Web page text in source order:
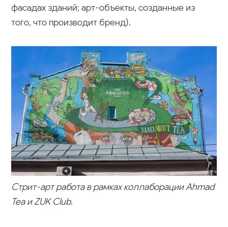
фасадах зданий; арт-объекты, созданные из
того, что производит бренд).
Стрит-арт работа в рамках коллаборации Ahmad
Tea и ZUK Club.